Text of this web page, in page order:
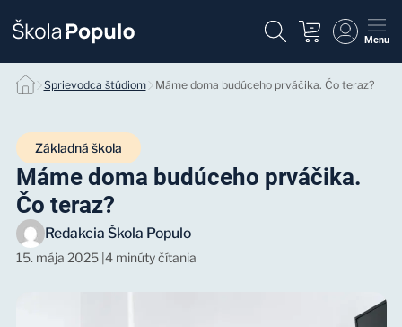
Menu
Sprievodca štúdiom Máme doma budúceho prváčika. Čo teraz?
Základná škola
Máme doma budúceho prváčika.
Čo teraz?
Redakcia Škola Populo
15. mája 2025| 4 minúty čítania